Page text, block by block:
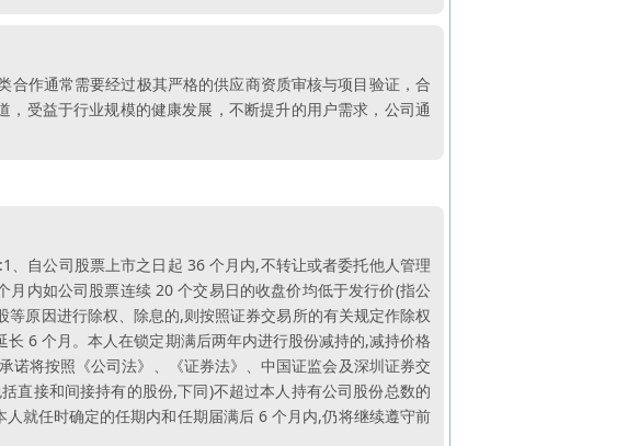
作通常需要经过极其严格的供应商资质审核与项目验证，合
受益于行业规模的健康发展，不断提升的用户需求，公司通
自公司股票上市之日起 36 个月内,不转让或者委托他人管理
内如公司股票连续 20 个交易日的收盘价均低于发行价(指公
原因进行除权、除息的,则按照证券交易所的有关规定作除权
6 个月。本人在锁定期满后两年内进行股份减持的,减持价格
诺将按照《公司法》、《证券法》、中国证监会及深圳证券交
直接和间接持有的股份,下同)不超过本人持有公司股份总数的
就任时确定的任期内和任期届满后 6 个月内,仍将继续遵守前